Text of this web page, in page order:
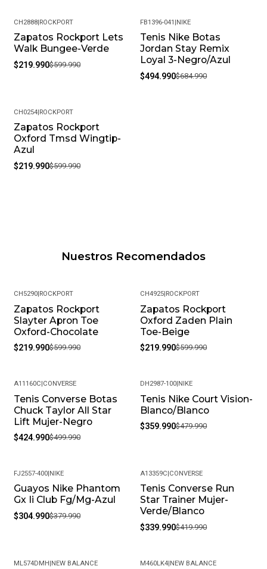
-63%
CH2888|ROCKPORT
Zapatos Rockport Lets
Walk Bungee-Verde
$219.990$599.990
-28%
FB1396-041 |NIKE
Tenis Nike Botas
Jordan Stay Remix
Loyal 3-Negro/Azul
$494.990$684.990
-63%
CH0254|ROCKPORT
Zapatos Rockport
Oxford Tmsd Wingtip-
Azul
$219.990$599.990
Nuestros Recomendados
-63%
CH5290|ROCKPORT
Zapatos Rockport
Slayter Apron Toe
Oxford-Chocolate
$219.990$599.990
-63%
CH4925|ROCKPORT
Zapatos Rockport
Oxford Zaden Plain
Toe-Beige
$219.990$599.990
-15%
A11160C|CONVERSE
Tenis Converse Botas
Chuck Taylor All Star
Lift Mujer-Negro
$424.990$499.990
-25%
DH2987-100|NIKE
Tenis Nike Court Vision-
Blanco/Blanco
$359.990$479.990
-20%
FJ2557-400|NIKE
Guayos Nike Phantom
Gx Ii Club Fg/Mg-Azul
$304.990$379.990
-19%
A13359C|CONVERSE
Tenis Converse Run
Star Trainer Mujer-
Verde/Blanco
$339.990$419.990
ML574DMH|NEW BALANCE M460LK4|NEW BALANCE